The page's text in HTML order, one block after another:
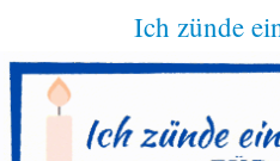
Ich zünde